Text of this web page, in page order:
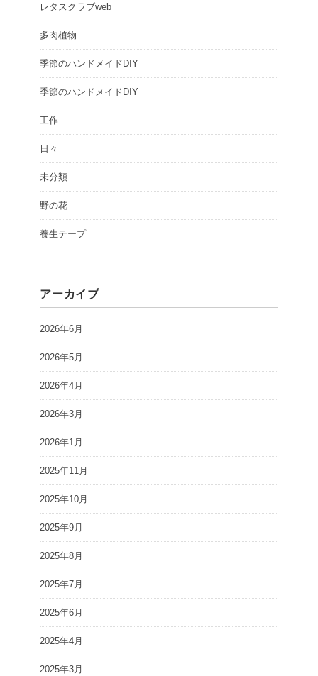
レタスクラブweb
多肉植物
季節のハンドメイドDIY
季節のハンドメイドDIY
工作
日々
未分類
野の花
養生テープ
アーカイブ
2026年6月
2026年5月
2026年4月
2026年3月
2026年1月
2025年11月
2025年10月
2025年9月
2025年8月
2025年7月
2025年6月
2025年4月
2025年3月